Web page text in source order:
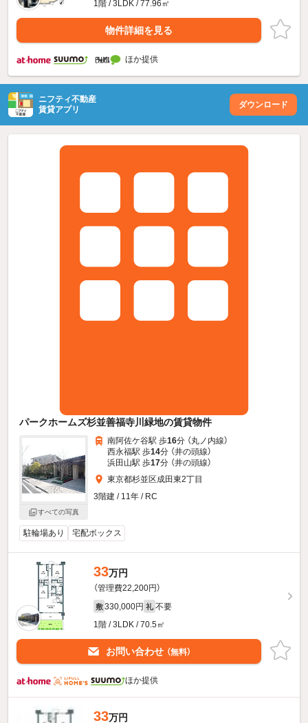
1階 / 3LDK / 77.96㎡
物件詳細を見る
ほか提供
ニフティ不動産
賃貸アプリ
ダウンロード
パークホームズ杉並善福寺川緑地の賃貸物件
すべての写真
南阿佐ケ谷駅 歩16分 （丸ノ内線）
西永福駅 歩14分 （井の頭線）
浜田山駅 歩17分 （井の頭線）
東京都杉並区成田東2丁目
3階建 / 11年 / RC
駐輪場あり 宅配ボックス
33万円
（管理費22,200円）
敷 330,000円 礼 不要
1階 / 3LDK / 70.5㎡
お問い合わせ （無料）
ほか提供
33万円